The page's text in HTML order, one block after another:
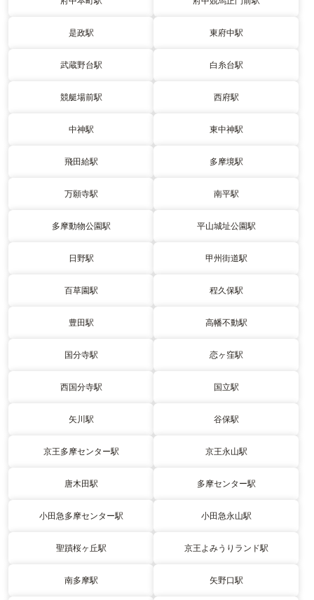
是政駅 東府中駅
武蔵野台駅 白糸台駅
競艇場前駅 西府駅
中神駅 東中神駅
飛田給駅 多摩境駅
万願寺駅 南平駅
多摩動物公園駅 平山城址公園駅
日野駅 甲州街道駅
百草園駅 程久保駅
豊田駅 高幡不動駅
国分寺駅 恋ヶ窪駅
西国分寺駅 国立駅
矢川駅 谷保駅
京王多摩センター駅 京王永山駅
唐木田駅 多摩センター駅
小田急多摩センター駅 小田急永山駅
聖蹟桜ヶ丘駅 京王よみうりランド駅
南多摩駅 矢野口駅